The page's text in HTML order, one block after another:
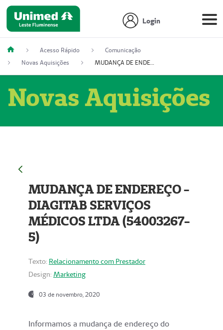
Login
Acesso Rápido
Comunicação
Novas Aquisições
MUDANÇA DE ENDEREÇO - DIAGITAB SERVIÇOS MÉDICOS LTDA (54003267-5)
Novas Aquisições
MUDANÇA DE ENDEREÇO -
DIAGITAB SERVIÇOS
MÉDICOS LTDA (54003267-
5)
Texto: Relacionamento com Prestador
Design: Marketing
03 de novembro, 2020
Informamos a mudança de endereço do